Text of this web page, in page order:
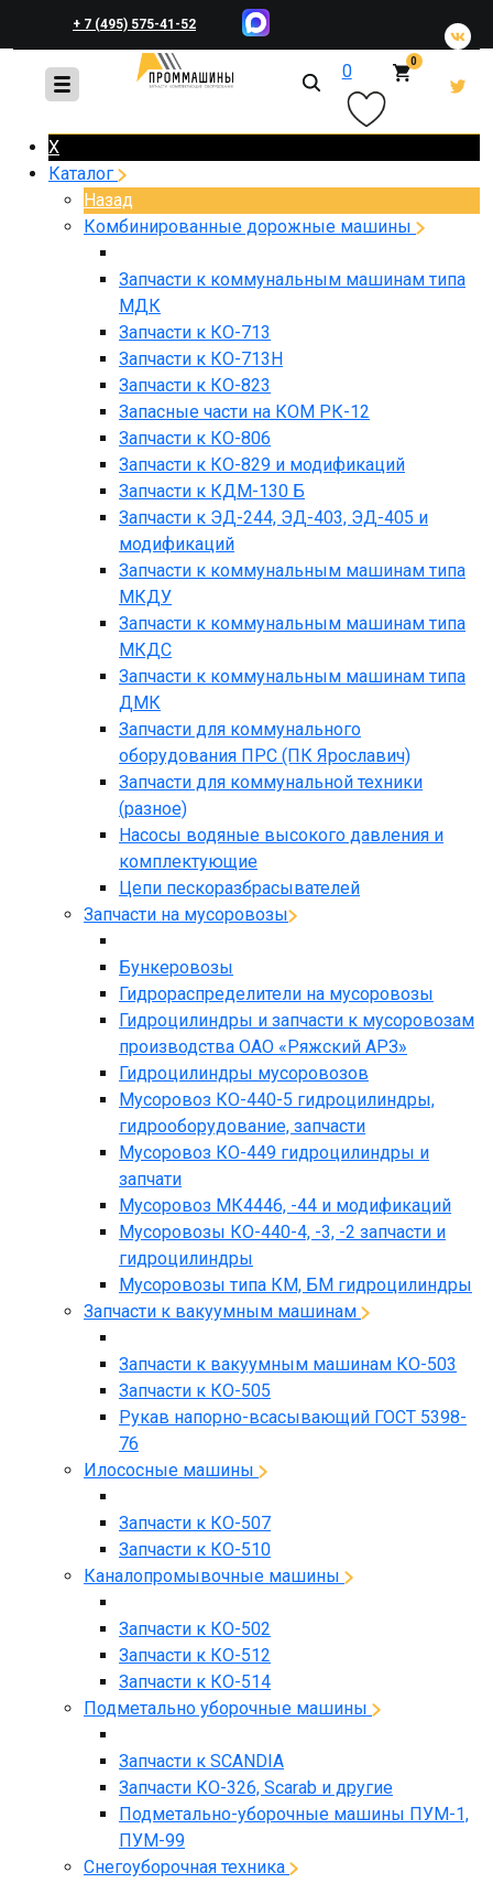
+ 7 (495) 575-41-52
+ 7 (495) 648-45-83 0 0
X
Каталог
Назад
Комбинированные дорожные машины
Запчасти к коммунальным машинам типа
МДК
Запчасти к КО-713
Запчасти к КО-713Н
Запчасти к КО-823
Запасные части на КОМ РК-12
Запчасти к КО-806
Запчасти к КО-829 и модификаций
Запчасти к КДМ-130 Б
Запчасти к ЭД-244, ЭД-403, ЭД-405 и
модификаций
Запчасти к коммунальным машинам типа
МКДУ
Запчасти к коммунальным машинам типа
МКДС
Запчасти к коммунальным машинам типа
ДМК
Запчасти для коммунального
оборудования ПРС (ПК Ярославич)
Запчасти для коммунальной техники
(разное)
Насосы водяные высокого давления и
комплектующие
Цепи пескоразбрасывателей
Запчасти на мусоровозы
Бункеровозы
Гидрораспределители на мусоровозы
Гидроцилиндры и запчасти к мусоровозам
производства ОАО «Ряжский АРЗ»
Гидроцилиндры мусоровозов
Мусоровоз КО-440-5 гидроцилиндры,
гидрооборудование, запчасти
Мусоровоз КО-449 гидроцилиндры и
запчати
Мусоровоз МК4446, -44 и модификаций
Мусоровозы КО-440-4, -3, -2 запчасти и
гидроцилиндры
Мусоровозы типа КМ, БМ гидроцилиндры
Запчасти к вакуумным машинам
Запчасти к вакуумным машинам КО-503
Запчасти к КО-505
Рукав напорно-всасывающий ГОСТ 5398-
76
Илососные машины
Запчасти к КО-507
Запчасти к КО-510
Каналопромывочные машины
Запчасти к КО-502
Запчасти к КО-512
Запчасти к КО-514
Подметально уборочные машины
Запчасти к SCANDIA
Запчасти КО-326, Scarab и другие
Подметально-уборочные машины ПУМ-1,
ПУМ-99
Снегоуборочная техника